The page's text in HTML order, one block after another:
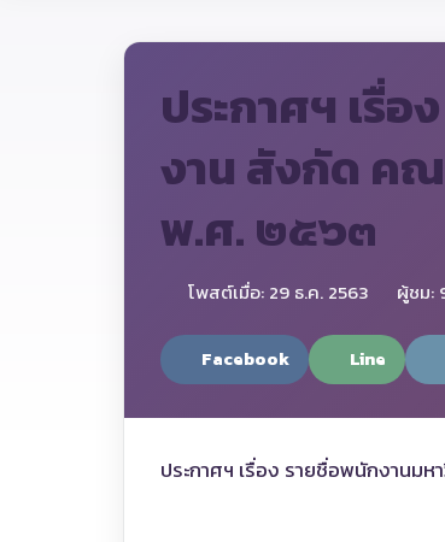
ประกาศฯ เรื่
งาน สังกัด ค
พ.ศ. ๒๕๖๓
โพสต์เมื่อ: 29 ธ.ค. 2563 ผู้ชม:
Facebook Line
ประกาศฯ เรื่อง รายชื่อพนักงาน